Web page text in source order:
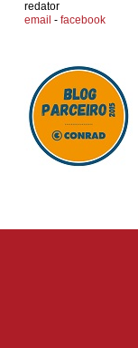
redator
email - facebook